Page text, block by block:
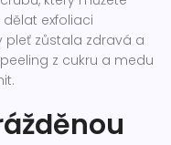
exfoliaci
pleť zůstala zdravá a
z cukru a medu